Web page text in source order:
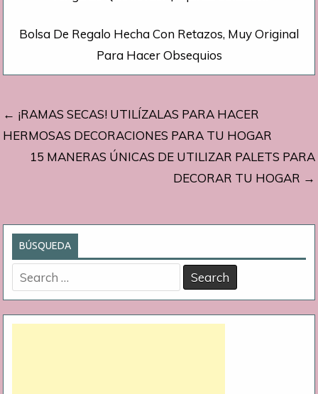
Bolsa De Regalo Hecha Con Retazos, Muy Original
Para Hacer Obsequios
Navegación
de
entradas
← ¡RAMAS SECAS! UTILÍZALAS PARA HACER
HERMOSAS DECORACIONES PARA TU HOGAR
15 MANERAS ÚNICAS DE UTILIZAR PALETS PARA
DECORAR TU HOGAR →
BÚSQUEDA
Search
for: